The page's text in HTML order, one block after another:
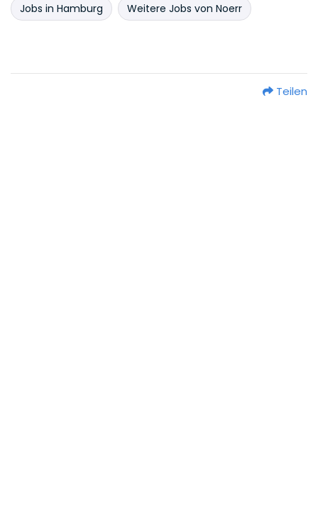
Jobs in Hamburg Weitere Jobs von Noerr
Teilen